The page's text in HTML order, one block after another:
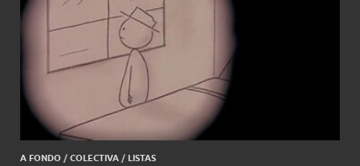
A FONDO / COLECTIVA / LISTAS